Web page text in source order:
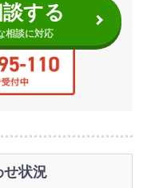
する
相談に対応
せ状況